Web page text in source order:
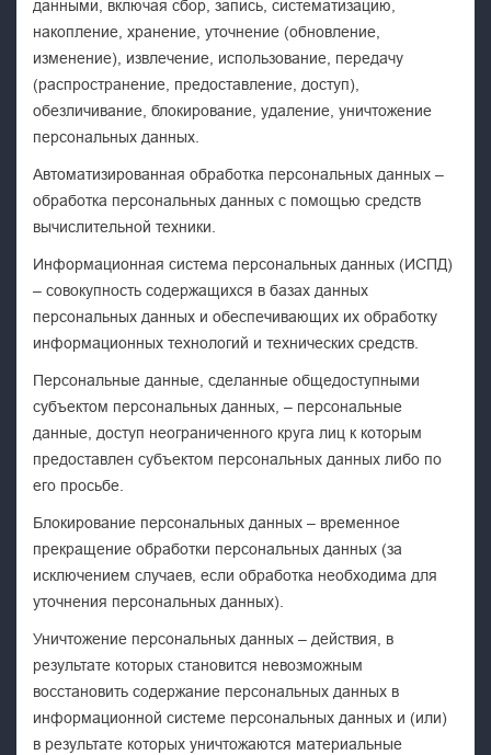
данными, включая сбор, запись, систематизацию,
накопление, хранение, уточнение (обновление,
изменение), извлечение, использование, передачу
(распространение, предоставление, доступ),
обезличивание, блокирование, удаление, уничтожение
персональных данных.
Автоматизированная обработка персональных данных –
обработка персональных данных с помощью средств
вычислительной техники.
Информационная система персональных данных (ИСПД)
– совокупность содержащихся в базах данных
персональных данных и обеспечивающих их обработку
информационных технологий и технических средств.
Персональные данные, сделанные общедоступными
субъектом персональных данных, – персональные
данные, доступ неограниченного круга лиц к которым
предоставлен субъектом персональных данных либо по
его просьбе.
Блокирование персональных данных – временное
прекращение обработки персональных данных (за
исключением случаев, если обработка необходима для
уточнения персональных данных).
Уничтожение персональных данных – действия, в
результате которых становится невозможным
восстановить содержание персональных данных в
информационной системе персональных данных и (или)
в результате которых уничтожаются материальные